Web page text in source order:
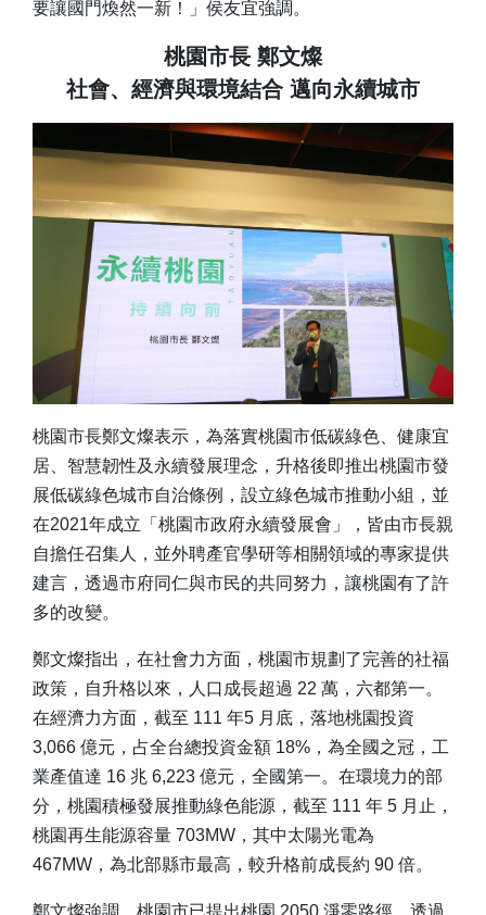
要讓國門煥然一新！」侯友宜強調。
桃園市長 鄭文燦
社會、經濟與環境結合 邁向永續城市
桃園市長鄭文燦表示，為落實桃園市低碳綠色、健康宜
居、智慧韌性及永續發展理念，升格後即推出桃園市發
展低碳綠色城市自治條例，設立綠色城市推動小組，並
在2021年成立「桃園市政府永續發展會」，皆由市長親
自擔任召集人，並外聘產官學研等相關領域的專家提供
建言，透過市府同仁與市民的共同努力，讓桃園有了許
多的改變。
鄭文燦指出，在社會力方面，桃園市規劃了完善的社福
政策，自升格以來，人口成長超過 22 萬，六都第一。
在經濟力方面，截至 111 年5 月底，落地桃園投資
3,066 億元，占全台總投資金額 18%，為全國之冠，工
業產值達 16 兆 6,223 億元，全國第一。在環境力的部
分，桃園積極發展推動綠色能源，截至 111 年 5 月止，
桃園再生能源容量 703MW，其中太陽光電為
467MW，為北部縣市最高，較升格前成長約 90 倍。
鄭文燦強調，桃園市已提出桃園 2050 淨零路徑，透過